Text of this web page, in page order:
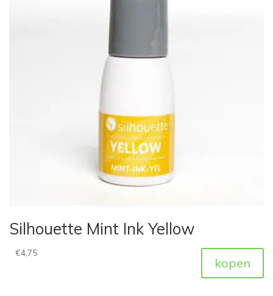
Silhouette Mint Ink Yellow
€4,75
kopen